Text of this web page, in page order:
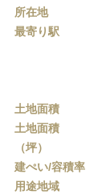
所在地
最寄り駅
土地面積
土地面積
（坪）
建ぺい/容積率
用途地域